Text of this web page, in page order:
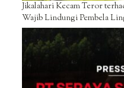
Jikalahari Kecam Teror
Wajib Lindungi Pembela